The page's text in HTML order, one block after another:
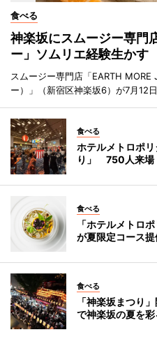
食べる
神楽坂にスムージー専門
ー」ソムリエ経験生かす
スムージー専門店「EARTH
ー）」（新宿区神楽坂6）が7月12
食べる
ホテルメトロポ
り」 750人来場
食べる
「ホテルメトロ
が夏限定コース
食べる
「神楽坂まつり
で神楽坂の夏を彩